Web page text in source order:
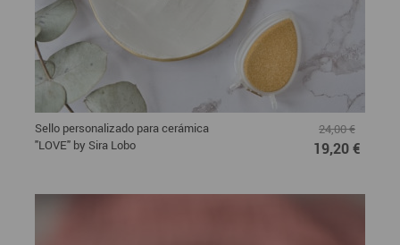
Sello personalizado para cerámica
"LOVE" by Sira Lobo
24,00 €
19,20 €